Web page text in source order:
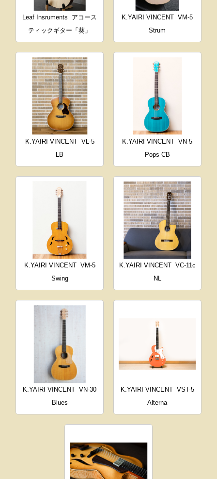
Leaf Insruments
アコース
ティックギター「葵」
K.YAIRI VINCENT VM-5
Strum
K.YAIRI VINCENT VL-5
LB
K.YAIRI VINCENT VN-5
Pops CB
K.YAIRI VINCENT VM-5
Swing
K.YAIRI VINCENT VC-11c
NL
K.YAIRI VINCENT VN-30
Blues
K.YAIRI VINCENT VST-5
Alterna